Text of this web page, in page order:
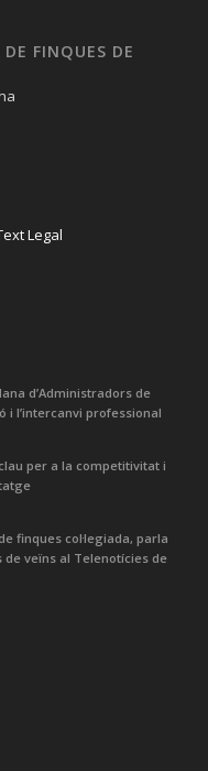
DE FINQUES DE
Legal
d’Administradors de
i l’intercanvi professional
per a la competitivitat i
finques col·legiada, parla
veïns al Telenotícies de